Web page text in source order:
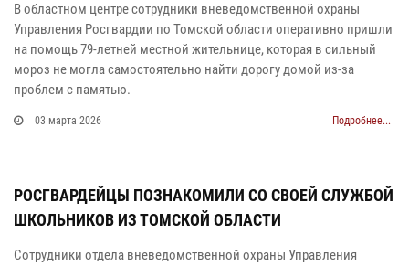
В областном центре сотрудники вневедомственной охраны
Управления Росгвардии по Томской области оперативно пришли
на помощь 79-летней местной жительнице, которая в сильный
мороз не могла самостоятельно найти дорогу домой из-за
проблем с памятью.
03 марта 2026 Подробнее...
РОСГВАРДЕЙЦЫ ПОЗНАКОМИЛИ СО СВОЕЙ СЛУЖБОЙ
ШКОЛЬНИКОВ ИЗ ТОМСКОЙ ОБЛАСТИ
Сотрудники отдела вневедомственной охраны Управления